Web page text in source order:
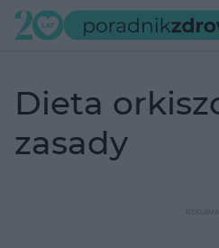
dieta orkiszowa
zasady